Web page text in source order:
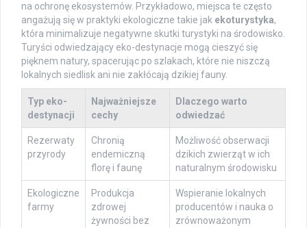
na ochronę ekosystemów. Przykładowo, miejsca te często
angażują się w praktyki ekologiczne takie jak ekoturystyka,
która minimalizuje negatywne skutki turystyki na środowisko.
Turyści odwiedzający eko-destynacje mogą cieszyć się
pięknem natury, spacerując po szlakach, które nie niszczą
lokalnych siedlisk ani nie zakłócają dzikiej fauny.
Typ eko-
destynacji
Najważniejsze
cechy
Dlaczego warto
odwiedzać
Rezerwaty
przyrody
Chronią
endemiczną
florę i faunę
Możliwość obserwacji
dzikich zwierząt w ich
naturalnym środowisku
Ekologiczne
farmy
Produkcja
zdrowej
żywności bez
Wspieranie lokalnych
producentów i nauka o
zrównoważonym